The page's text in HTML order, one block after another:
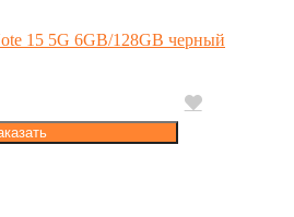
15 5G 6GB/128GB черный